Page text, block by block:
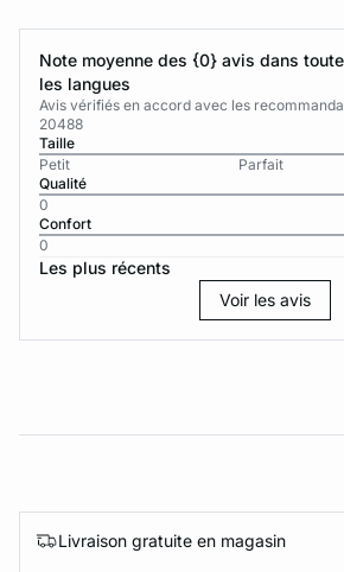
Note moyenne des {0} avis dans
les langues
Avis vérifiés en accord avec les
20488
Taille
Petit
Parfait
Qualité
0
Confort
0
Les plus récents
Voir les avis
Livraison gratuite en magasin